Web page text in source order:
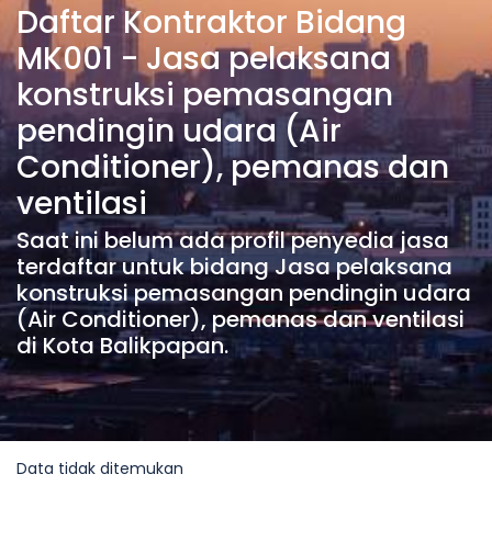
Daftar Kontraktor Bidang
MK001 - Jasa pelaksana
konstruksi pemasangan
pendingin udara (Air
Conditioner), pemanas dan
ventilasi
Saat ini belum ada profil penyedia jasa
terdaftar untuk bidang Jasa pelaksana
konstruksi pemasangan pendingin udara
(Air Conditioner), pemanas dan ventilasi
di Kota Balikpapan.
Data tidak ditemukan